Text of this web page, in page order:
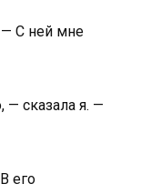
— С ней мне
— сказала я. —
его